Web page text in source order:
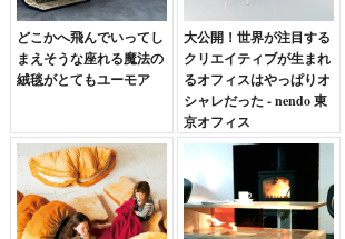
どこかへ飛んでいってし
まえそうな座れる魔法の
絨毯がとてもユーモア
大公開！世界が注目する
クリエイティブが生まれ
るオフィスはやっぱりオ
シャレだった - nendo 東
京オフィス